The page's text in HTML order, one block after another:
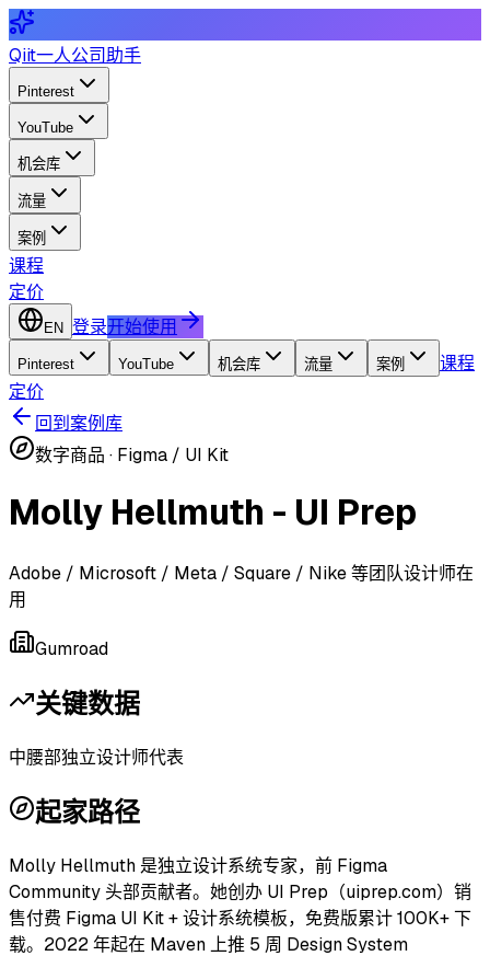
Qiit一人公司助手
Pinterest
YouTube
机会库
流量
案例
课程
定价
EN 登录开始使用
Pinterest YouTube 机会库 流量 案例
课程
定价
回到案例库
数字商品 · Figma / UI Kit
Molly Hellmuth - UI Prep
Adobe / Microsoft / Meta / Square / Nike 等团队设计师在
用
Gumroad
关键数据
中腰部独立设计师代表
起家路径
Molly Hellmuth 是独立设计系统专家，前 Figma
Community 头部贡献者。她创办 UI Prep（uiprep.com）销
售付费 Figma UI Kit + 设计系统模板，免费版累计 100K+ 下
载。2022 年起在 Maven 上推 5 周 Design System